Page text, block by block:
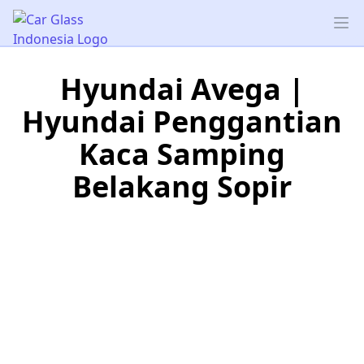
Car Glass Indonesia
Hyundai Avega |
Hyundai Penggantian
Kaca Samping
Belakang Sopir